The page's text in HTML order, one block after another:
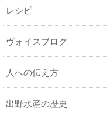
レシピ
ヴォイスブログ
人への伝え方
出野水産の歴史